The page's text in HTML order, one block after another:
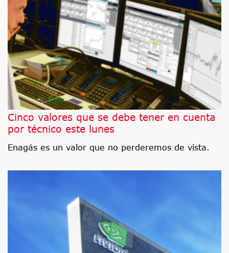
Cinco valores que se debe tener en cuenta
por técnico este lunes
Enagás es un valor que no perderemos de vista.